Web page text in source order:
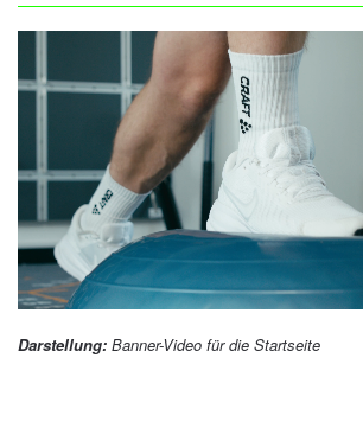
Darstellung: Banner-Video für die Startseite